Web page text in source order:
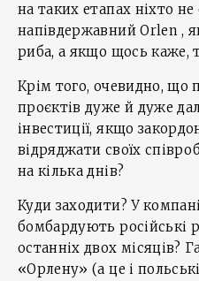
на таких етапах ніхто
напівдержавний Orlen ,
риба, а якщо щось каже,
Крім того, очевидно, що
проєктів дуже й дуже
інвестиції, якщо
відряджати своїх
на кілька днів?
Куди заходити? У
бомбардують російські
останніх двох місяців?
«Орлену» (а це і